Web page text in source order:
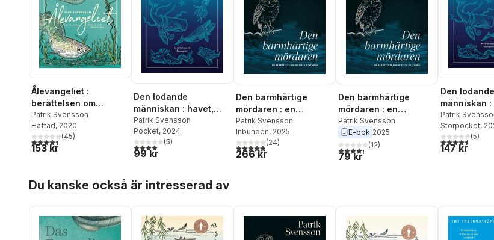
Ålevangeliet :
berättelsen om
världens mest gåtfulla
fisk
Patrik Svensson
Häftad, 2020
4,5utav 5 stjärnor. Totalt antal röster:
(45)
153 kr
Den lodande
människan : havet,
djupet och
nyfikenheten
Patrik Svensson
Pocket, 2024
4,0utav 5 stjärnor. Totalt antal röster:
(5)
99 kr
Den barmhärtige
mördaren : en
berättelse om de sista
statarna
Patrik Svensson
Inbunden, 2025
4,8utav 5 stjärnor. Totalt antal röster:
(24)
266 kr
Den barmhärtige
mördaren : en
berättelse om de sista
statarna
Patrik Svensson
E-bok 2025
4,3utav 5 stjärnor. Totalt antal röster:
(12)
79 kr
Den lodande
människan :
djupet och
Patrik
Storpocket,
4,6utav 5(5)
147 kr
Du kanske också är intresserad av